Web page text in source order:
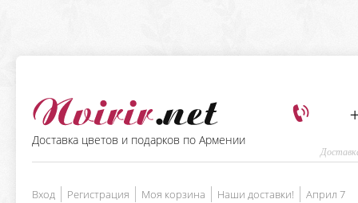
Доставка цветов и подарков по Армении
Вход Регистрация Моя корзина Наши доставки! Aприл 7